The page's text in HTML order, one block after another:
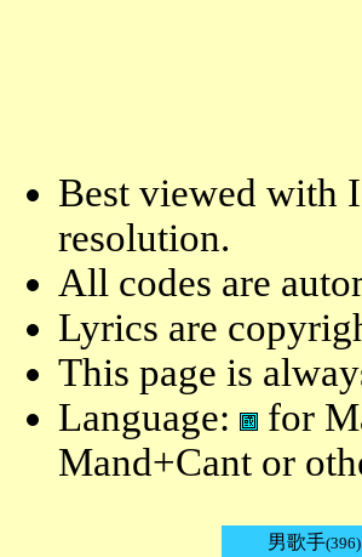
Best viewed with
resolution.
All codes are
Lyrics are
This page is
Language:
for
Mand+Cant or
男歌手(396)